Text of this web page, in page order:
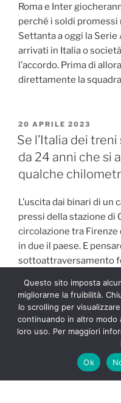
Roma e Inter
perché i soldi promessi
Settanta a oggi la Serie
arrivati in Italia o
l’accordo. Prima di
direttamente la
PUBBLICATO
IL
20 APRILE 2023
Se l’Italia dei
da 24 anni che si
qualche
L’uscita dai binari di un
pressi della stazione di
circolazione tra
in due il paese. E
sottoattraversamento
PUBBLICATO
IL
6 APRILE 2023
Il Barcellona che
ricorda quanta
Questo sito imposta
migliorarne la fruibilità.
lo scrolling per
continuando in altro
loro uso. Per maggiori
Ok